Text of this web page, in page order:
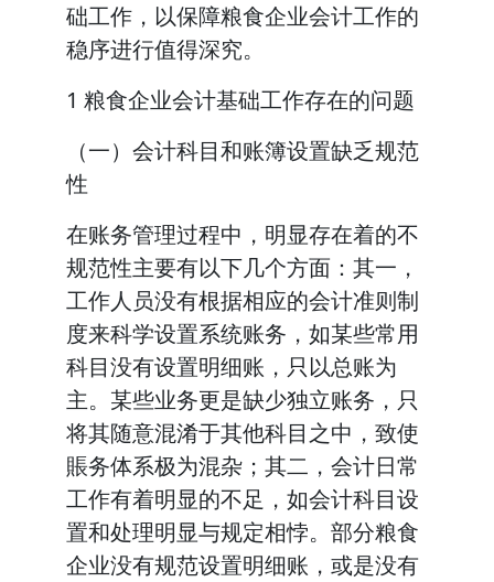
础工作，以保障粮食企业会计工作的
稳序进行值得深究。
1 粮食企业会计基础工作存在的问题
（一）会计科目和账簿设置缺乏规范
性
在账务管理过程中，明显存在着的不
规范性主要有以下几个方面：其一，
工作人员没有根据相应的会计准则制
度来科学设置系统账务，如某些常用
科目没有设置明细账，只以总账为
主。某些业务更是缺少独立账务，只
将其随意混淆于其他科目之中，致使
賬务体系极为混杂；其二，会计日常
工作有着明显的不足，如会计科目设
置和处理明显与规定相悖。部分粮食
企业没有规范设置明细账，或是没有